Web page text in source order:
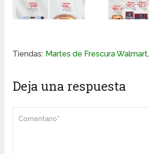
Tiendas: Martes de Frescura Walmart,
Deja una respuesta